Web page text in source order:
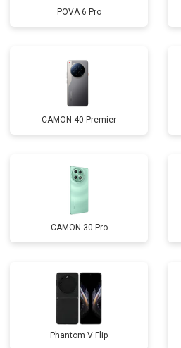
POVA 6 Pro
CAMON 40 Premier
CAMON 30 Pro
Phantom V Flip